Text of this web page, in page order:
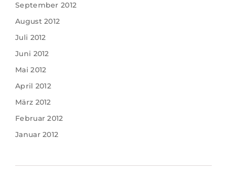
September 2012
August 2012
Juli 2012
Juni 2012
Mai 2012
April 2012
März 2012
Februar 2012
Januar 2012